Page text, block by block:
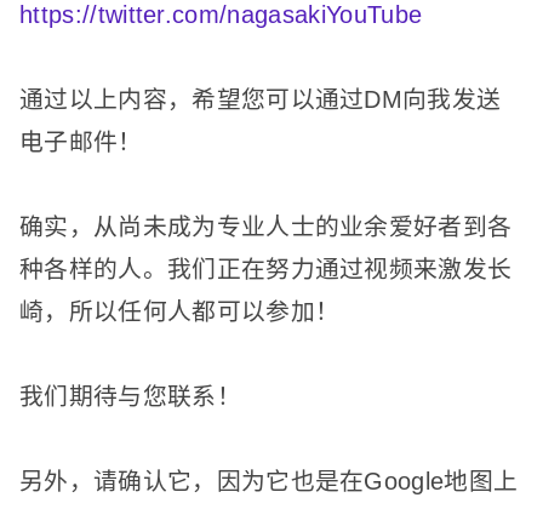
https://twitter.com/nagasakiYouTube
通过以上内容，希望您可以通过DM向我发送
电子邮件！
确实，从尚未成为专业人士的业余爱好者到各
种各样的人。 我们正在努力通过视频来激发长
崎，所以任何人都可以参加！
我们期待与您联系！
另外，请确认它，因为它也是在Google地图上